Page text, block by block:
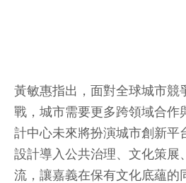
黃敏惠指出，面對全球城市競
戰，城市需要更多跨領域合作
計中心未來將扮演城市創新平
設計導入公共治理、文化策展
流，讓嘉義在保有文化底蘊的